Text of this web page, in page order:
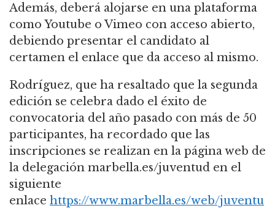
Además, deberá alojarse en una plataforma
como Youtube o Vimeo con acceso abierto,
debiendo presentar el candidato al
certamen el enlace que da acceso al mismo.
Rodríguez, que ha resaltado que la segunda
edición se celebra dado el éxito de
convocatoria del año pasado con más de 50
participantes, ha recordado que las
inscripciones se realizan en la página web de
la delegación marbella.es/juventud en el
siguiente
enlace https://www.marbella.es/web/juventu